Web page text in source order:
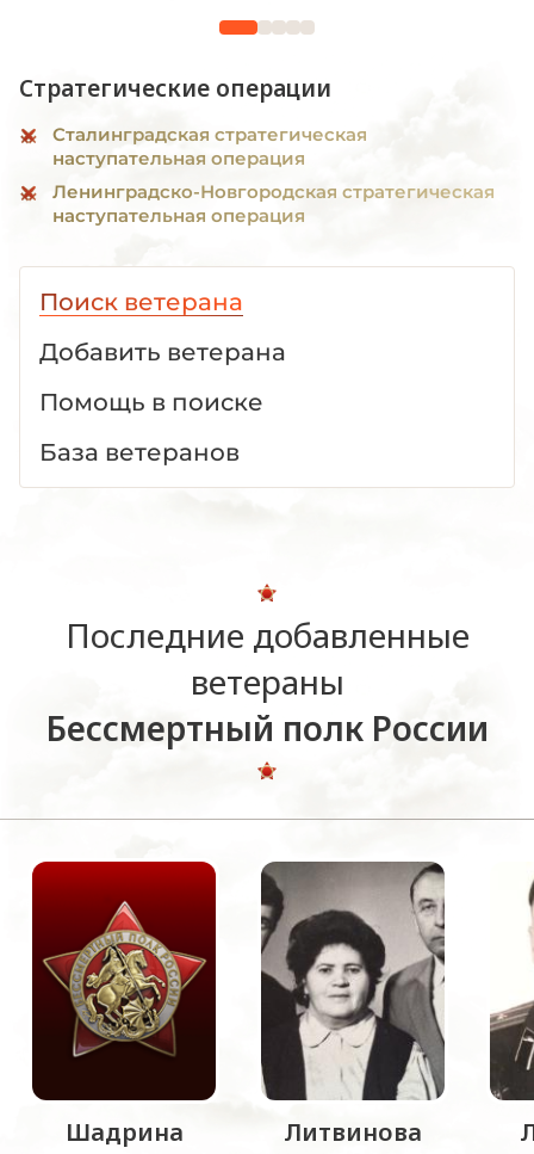
Стратегические операции
Сталинградская стратегическая
наступательная операция
Ленинградско-Новгородская стратегическая
наступательная операция
Поиск ветерана
Добавить ветерана
Помощь в поиске
База ветеранов
Последние добавленные
ветераны
Бессмертный полк России
Шадрина Литвинова